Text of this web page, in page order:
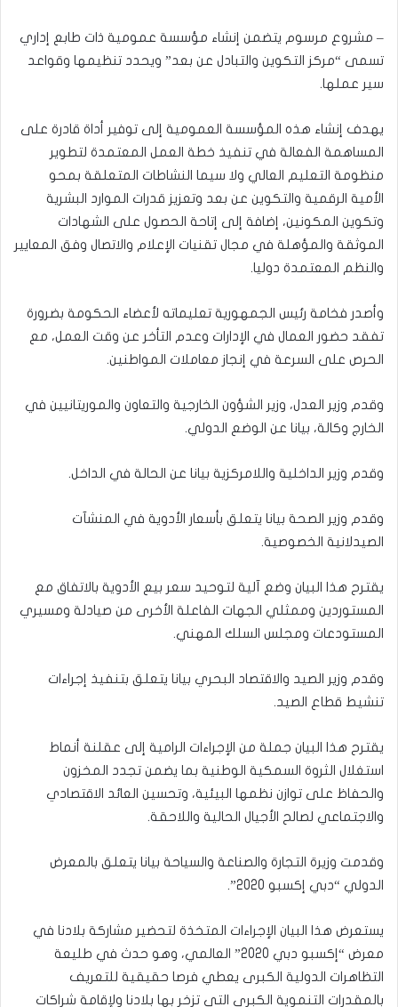
– مشروع مرسوم يتضمن إنشاء مؤسسة عمومية ذات طابع إداري
تسمى “مركز التكوين والتبادل عن بعد” ويحدد تنظيمها وقواعد
سير عملها.
يهدف إنشاء هذه المؤسسة العمومية إلى توفير أداة قادرة على
المساهمة الفعالة في تنفيذ خطة العمل المعتمدة لتطوير
منظومة التعليم العالي ولا سيما النشاطات المتعلقة بمحو
الأمية الرقمية والتكوين عن بعد وتعزيز قدرات الموارد البشرية
وتكوين المكونين، إضافة إلى إتاحة الحصول على الشهادات
الموثقة والمؤهلة في مجال تقنيات الإعلام والاتصال وفق المعايير
والنظم المعتمدة دوليا.
وأصدر فخامة رئيس الجمهورية تعليماته لأعضاء الحكومة بضرورة
تفقد حضور العمال في الإدارات وعدم التأخر عن وقت العمل، مع
الحرص على السرعة في إنجاز معاملات المواطنين.
وقدم وزير العدل، وزير الشؤون الخارجية والتعاون والموريتانيين في
الخارج وكالة، بيانا عن الوضع الدولي.
وقدم وزير الداخلية واللامركزية بيانا عن الحالة في الداخل.
وقدم وزير الصحة بيانا يتعلق بأسعار الأدوية في المنشآت
الصيدلانية الخصوصية.
يقترح هذا البيان وضع آلية لتوحيد سعر بيع الأدوية بالاتفاق مع
المستوردين وممثلي الجهات الفاعلة الأخرى من صيادلة ومسيري
المستودعات ومجلس السلك المهني.
وقدم وزير الصيد والاقتصاد البحري بيانا يتعلق بتنفيذ إجراءات
تنشيط قطاع الصيد.
يقترح هذا البيان جملة من الإجراءات الرامية إلى عقلنة أنماط
استغلال الثروة السمكية الوطنية بما يضمن تجدد المخزون
والحفاظ على توازن نظمها البيئية، وتحسين العائد الاقتصادي
والاجتماعي لصالح الأجيال الحالية واللاحقة.
وقدمت وزيرة التجارة والصناعة والسياحة بيانا يتعلق بالمعرض
الدولي “دبي إكسبو 2020”.
يستعرض هذا البيان الإجراءات المتخذة لتحضير مشاركة بلادنا في
معرض “إكسبو دبي 2020” العالمي، وهو حدث في طليعة
التظاهرات الدولية الكبرى يعطي فرصا حقيقية للتعريف
بالمقدرات التنموية الكبرى التي تزخر بها بلادنا ولإقامة شراكات